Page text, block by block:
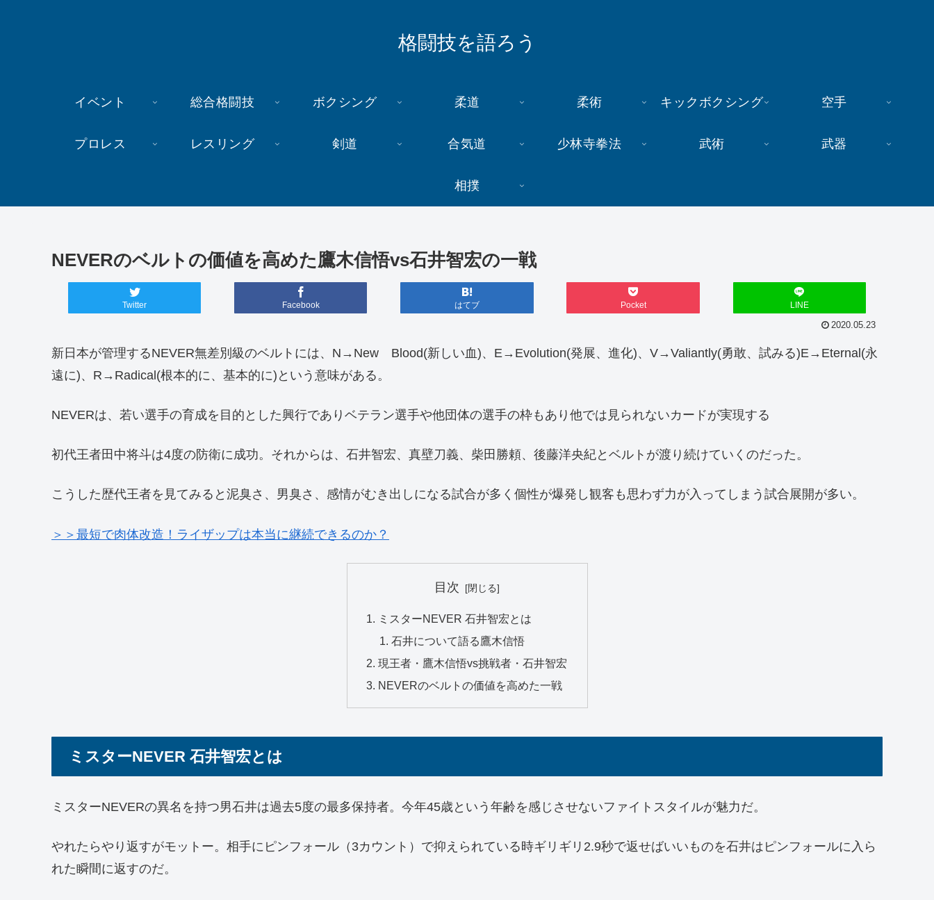
格闘技を語ろう
イベント 総合格闘技 ボクシング 柔道 柔術 キックボクシング 空手
プロレス レスリング 剣道 合気道 少林寺拳法 武術 武器
相撲
NEVERのベルトの価値を高めた鷹木信悟vs石井智宏の一戦
Twitter Facebook はてブ Pocket LINE
2020.05.23
新日本が管理するNEVER無差別級のベルトには、N→New Blood(新しい血)、E→Evolution(発展、進化)、V→Valiantly(勇敢、試みる)E→Eternal(永
遠に)、R→Radical(根本的に、基本的に)という意味がある。
NEVERは、若い選手の育成を目的とした興行でありベテラン選手や他団体の選手の枠もあり他では見られないカードが実現する
初代王者田中将斗は4度の防衛に成功。それからは、石井智宏、真壁刀義、柴田勝頼、後藤洋央紀とベルトが渡り続けていくのだった。
こうした歴代王者を見てみると泥臭さ、男臭さ、感情がむき出しになる試合が多く個性が爆発し観客も思わず力が入ってしまう試合展開が多い。
＞＞最短で肉体改造！ライザップは本当に継続できるのか？
目次
ミスターNEVER 石井智宏とは
石井について語る鷹木信悟
現王者・鷹木信悟vs挑戦者・石井智宏
NEVERのベルトの価値を高めた一戦
ミスターNEVER 石井智宏とは
ミスターNEVERの異名を持つ男石井は過去5度の最多保持者。今年45歳という年齢を感じさせないファイトスタイルが魅力だ。
やれたらやり返すがモットー。相手にピンフォール（3カウント）で抑えられている時ギリギリ2.9秒で返せばいいものを石井はピンフォールに入ら
れた瞬間に返すのだ。